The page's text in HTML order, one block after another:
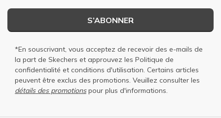
S’ABONNER
*En souscrivant, vous acceptez de recevoir des e-mails de
la part de Skechers et approuvez les Politique de
confidentialité et conditions d'utilisation. Certains articles
peuvent être exclus des promotions. Veuillez consulter les
détails des promotionspour plus d'informations.